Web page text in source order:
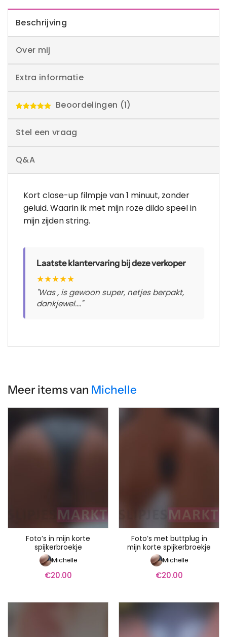
Beschrijving
Over mij
Extra informatie
Beoordelingen (1)
Stel een vraag
Q&A
Kort close-up filmpje van 1 minuut, zonder
geluid. Waarin ik met mijn roze dildo speel in
mijn zijden string.
Laatste klantervaring bij deze verkoper
★★★★★
"Was , is gewoon super, netjes berpakt,
dankjewel...."
Meer items van Michelle
Foto’s in mijn korte
spijkerbroekje
Michelle
€20.00
Foto’s met buttplug in
mijn korte spijkerbroekje
Michelle
€20.00